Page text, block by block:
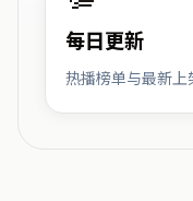
每日更新
热播榜单与最新